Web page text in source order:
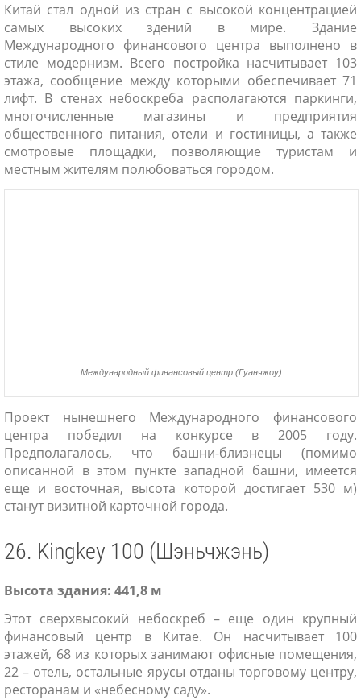
Китай стал одной из стран с высокой концентрацией
самых высоких здений в мире. Здание
Международного финансового центра выполнено в
стиле модернизм. Всего постройка насчитывает 103
этажа, сообщение между которыми обеспечивает 71
лифт. В стенах небоскреба располагаются паркинги,
многочисленные магазины и предприятия
общественного питания, отели и гостиницы, а также
смотровые площадки, позволяющие туристам и
местным жителям полюбоваться городом.
Международный финансовый центр (Гуанчжоу)
Проект нынешнего Международного финансового
центра победил на конкурсе в 2005 году.
Предполагалось, что башни-близнецы (помимо
описанной в этом пункте западной башни, имеется
еще и восточная, высота которой достигает 530 м)
станут визитной карточной города.
26. Kingkey 100 (Шэньчжэнь)
Высота здания: 441,8 м
Этот сверхвысокий небоскреб – еще один крупный
финансовый центр в Китае. Он насчитывает 100
этажей, 68 из которых занимают офисные помещения,
22 – отель, остальные ярусы отданы торговому центру,
ресторанам и «небесному саду».